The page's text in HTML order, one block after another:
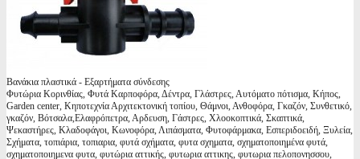
Βανάκια πλαστικά - Εξαρτήματα σύνδεσης
Φυτώρια Κορινθίας, Φυτά Καρποφόρα, Δέντρα, Γλάστρες, Αυτόματο πότισμα, Κήπος,
Garden center, Κηποτεχνία Αρχιτεκτονική τοπίου, Θάμνοι, Ανθοφόρα, Γκαζόν, Συνθετικό,
γκαζόν, Βότσαλα,Ελαφρόπετρα, Αρδευση, Γάστρες, Χλοοκοπτικά, Σκαπτικά,
Ψεκαστήρες, Κλαδοφάγοι, Κωνοφόρα, Λιπάσματα, Φυτοφάρμακα, Εσπεριδοειδή, Ξυλεία,
Σχήματα, τοπιάρια, τοπιαρια, φυτά σχήματα, φυτα σχηματα, σχηματοποιημένα φυτά,
σχηματοποιημενα φυτα, φυτώρια αττικής, φυτωρια αττικης, φυτωρια πελοπονησσου,